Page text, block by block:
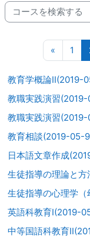
コースを検索する
« 前のペー
1 ペ
教育学概論II(2019-
教職実践演習
教職実践演習
教育相談(2019-05-
日本語文章作成
生徒指導の理論と
生徒指導の心理学
英語科教育I(2019-
中等国語科教育